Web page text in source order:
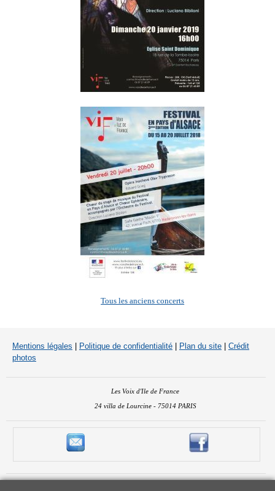
Tous les anciens concerts
Mentions légales Politique de confidentialité Plan du site
Crédit
photos
Les Voix d'Ile de France
24 villa de Lourcine - 75014 PARIS